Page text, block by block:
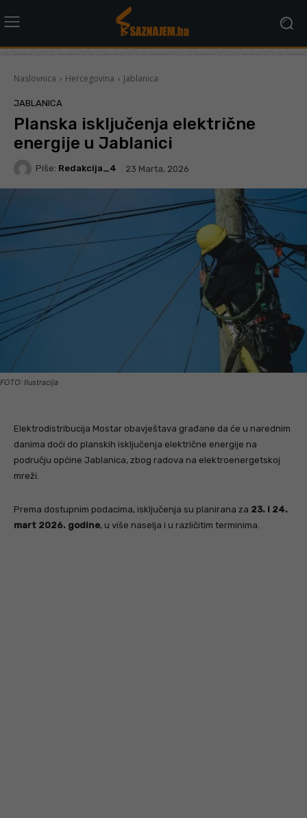
Naslovnica Hercegovina Jablanica
JABLANICA
Planska isključenja električne
energije u Jablanici
Piše: Redakcija_4 23 Marta, 2026
FOTO: Ilustracija
Elektrodistribucija Mostar obavještava građane da će u narednim
danima doći do planskih isključenja električne energije na
području općine Jablanica, zbog radova na elektroenergetskoj
mreži.
Prema dostupnim podacima, isključenja su planirana za 23. i 24.
mart 2026. godine, u više naselja i u različitim terminima.